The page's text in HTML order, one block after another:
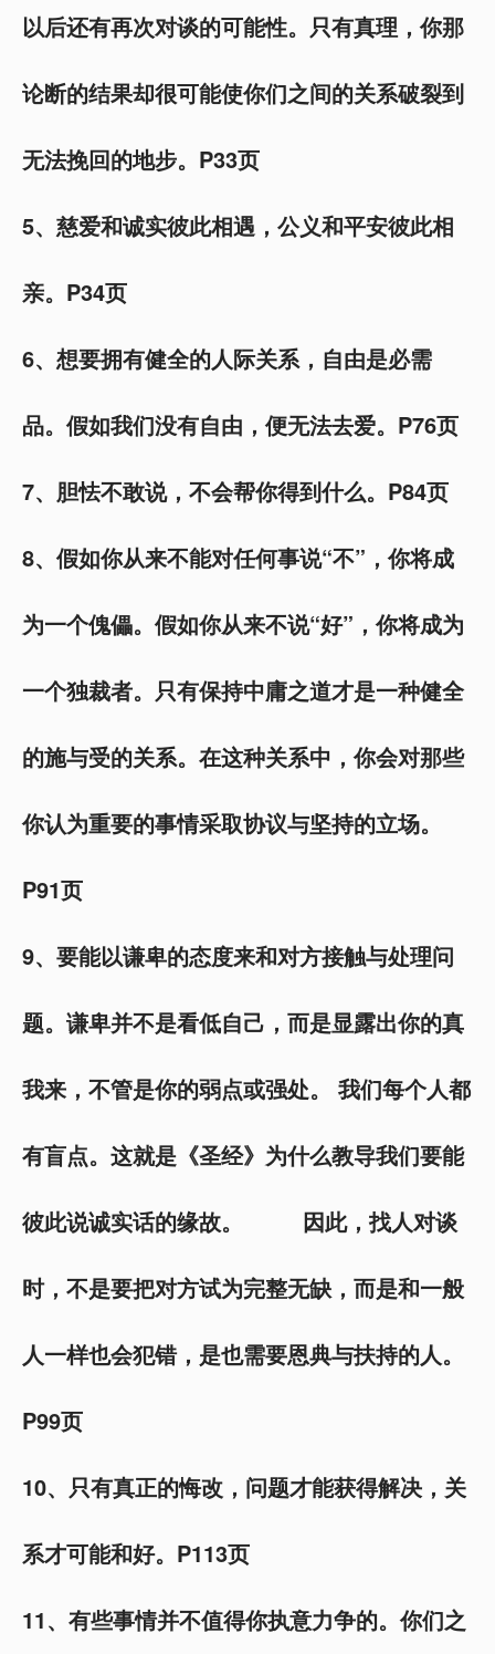
以后还有再次对谈的可能性。只有真理，你那
论断的结果却很可能使你们之间的关系破裂到
无法挽回的地步。P33页
5、慈爱和诚实彼此相遇，公义和平安彼此相
亲。P34页
6、想要拥有健全的人际关系，自由是必需
品。假如我们没有自由，便无法去爱。P76页
7、胆怯不敢说，不会帮你得到什么。P84页
8、假如你从来不能对任何事说“不”，你将成
为一个傀儡。假如你从来不说“好”，你将成为
一个独裁者。只有保持中庸之道才是一种健全
的施与受的关系。在这种关系中，你会对那些
你认为重要的事情采取协议与坚持的立场。
P91页
9、要能以谦卑的态度来和对方接触与处理问
题。谦卑并不是看低自己，而是显露出你的真
我来，不管是你的弱点或强处。 我们每个人都
有盲点。这就是《圣经》为什么教导我们要能
彼此说诚实话的缘故。 因此，找人对谈
时，不是要把对方试为完整无缺，而是和一般
人一样也会犯错，是也需要恩典与扶持的人。
P99页
10、只有真正的悔改，问题才能获得解决，关
系才可能和好。P113页
11、有些事情并不值得你执意力争的。你们之